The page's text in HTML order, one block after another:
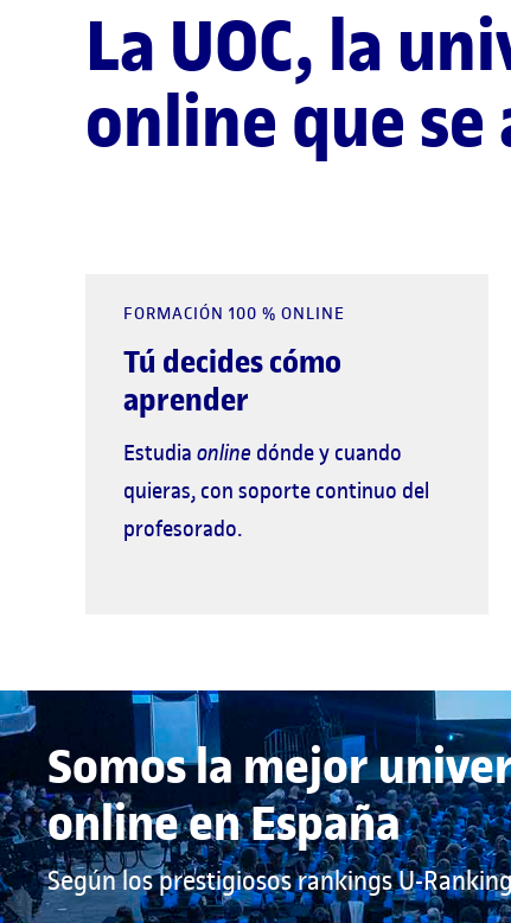
La UOC, la
online que se
FORMACIÓN 100 % ONLINE
Tú decides cómo
aprender
Estudia online dónde y cuando
quieras, con soporte continuo del
profesorado.
Somos la mejor
online en España
Según los prestigiosos rankings U-